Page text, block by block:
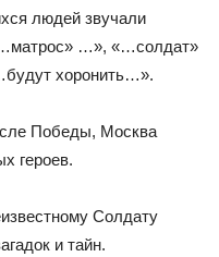
людей звучали
…», «…солдат»
хоронить…».
Победы, Москва
героев.
Солдату
и тайн.